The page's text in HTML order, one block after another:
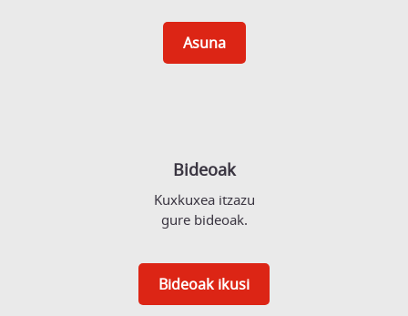
Asuna
Bideoak
Kuxkuxea itzazu
gure bideoak.
Bideoak ikusi